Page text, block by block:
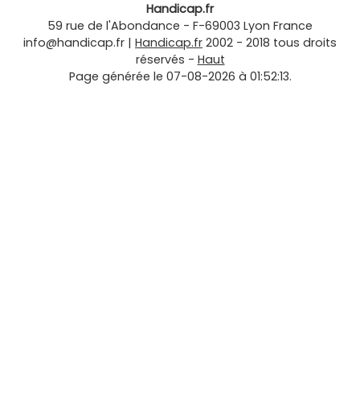
Handicap.fr
59 rue de l'Abondance - F-69003 Lyon France
info@handicap.fr | Handicap.fr 2002 - 2018 tous droits
réservés - Haut
Page générée le 07-08-2026 à 01:52:13.